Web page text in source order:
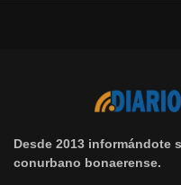
Desde 2013 informándote
conurbano bonaerense.